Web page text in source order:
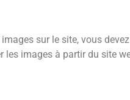
sur le site, vous
images à partir du site